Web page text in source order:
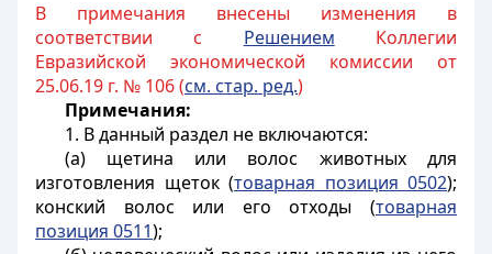
В примечания внесены изменения в
соответствии с Решением Коллегии
Евразийской экономической комиссии от
25.06.19 г. № 106 (см. стар. ред.)
Примечания:
1. В данный раздел не включаются:
(а) щетина или волос животных для
изготовления щеток (товарная позиция 0502);
конский волос или его отходы (товарная
позиция 0511);